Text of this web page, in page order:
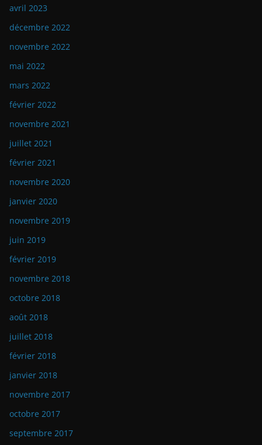
avril 2023
décembre 2022
novembre 2022
mai 2022
mars 2022
février 2022
novembre 2021
juillet 2021
février 2021
novembre 2020
janvier 2020
novembre 2019
juin 2019
février 2019
novembre 2018
octobre 2018
août 2018
juillet 2018
février 2018
janvier 2018
novembre 2017
octobre 2017
septembre 2017